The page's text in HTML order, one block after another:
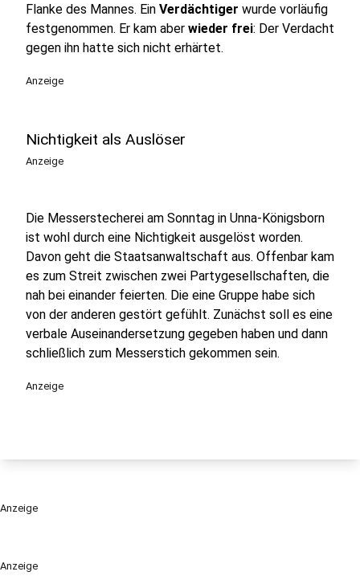
Anzeige
Flanke des Mannes. Ein Verdächtiger wurde vorläufig
festgenommen. Er kam aber wieder frei: Der Verdacht
gegen ihn hatte sich nicht erhärtet.
Anzeige
Nichtigkeit als Auslöser
Anzeige
Die Messerstecherei am Sonntag in Unna-Königsborn
ist wohl durch eine Nichtigkeit ausgelöst worden.
Davon geht die Staatsanwaltschaft aus. Offenbar kam
es zum Streit zwischen zwei Partygesellschaften, die
nah bei einander feierten. Die eine Gruppe habe sich
von der anderen gestört gefühlt. Zunächst soll es eine
verbale Auseinandersetzung gegeben haben und dann
schließlich zum Messerstich gekommen sein.
Anzeige
Anzeige